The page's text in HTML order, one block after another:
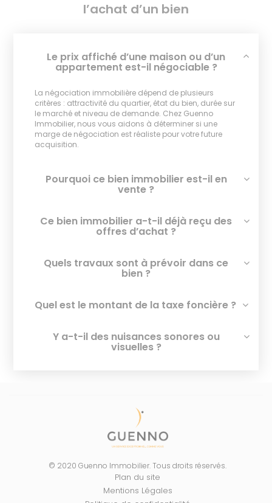
l’achat d’un bien
Le prix affiché d’une maison ou d’un
appartement est-il négociable ?
La négociation immobilière dépend de plusieurs
critères : attractivité du quartier, état du bien, durée sur
le marché et niveau de demande. Chez Guenno
Immobilier, nous vous aidons à déterminer si une
marge de négociation est réaliste pour votre future
acquisition.
Pourquoi ce bien immobilier est-il en
vente ?
Ce bien immobilier a-t-il déjà reçu des
offres d’achat ?
Quels travaux sont à prévoir dans ce
bien ?
Quel est le montant de la taxe foncière ?
Y a-t-il des nuisances sonores ou
visuelles ?
© 2020 Guenno Immobilier. Tous droits réservés.
Plan du site
Mentions Légales